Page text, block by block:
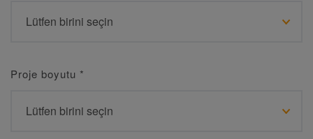
Proje boyutu *